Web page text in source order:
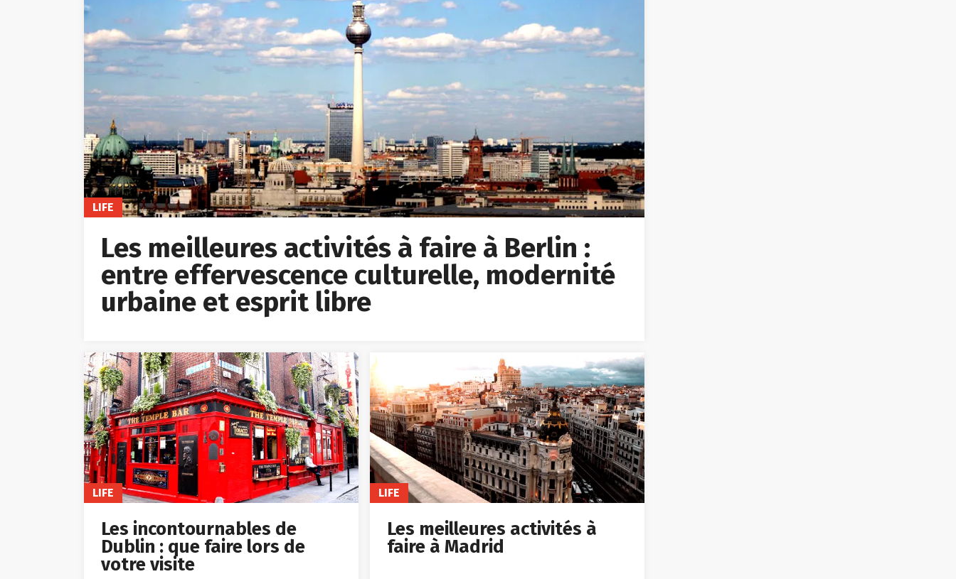
LIFE
Les meilleures activités à faire à Berlin :
entre effervescence culturelle, modernité
urbaine et esprit libre
LIFE
Les incontournables de
Dublin : que faire lors de
votre visite
LIFE
Les meilleures activités à
faire à Madrid